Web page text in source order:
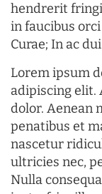
hendrerit
in faucibus
Curae; In ac
Lorem ipsum
adipiscing elit.
dolor. Aenean
penatibus et
nascetur
ultricies nec,
Nulla